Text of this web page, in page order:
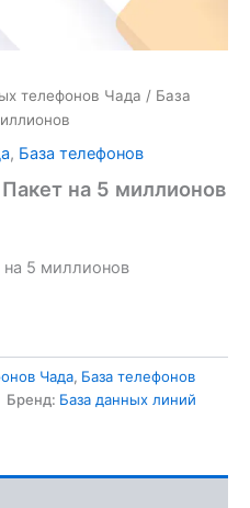
телефонов Чада / База
, База телефонов
на 5 миллионов
на 5 миллионов
Чада, База телефонов
Бренд: База данных линий